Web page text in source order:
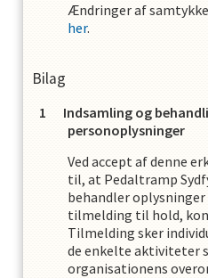
Ændringer af
her.
Bilag
Indsamling og
personoplysninger
Ved accept af denne
til, at Pedaltramp
behandler
tilmelding til hold,
Tilmelding sker
de enkelte aktiviteter
organisationens